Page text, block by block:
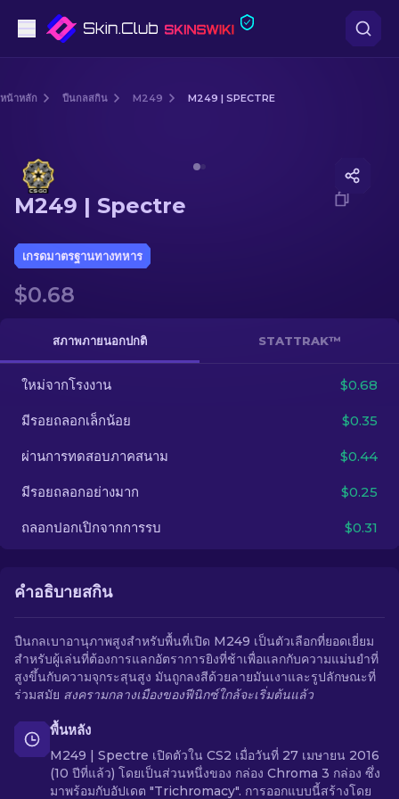
ปืนไรเฟิล
ปืนไรเฟิลซุ่มยิง
มีด
ถุงมือ
กล่อง
อื่น ๆ
หน้าหลัก ปืนกลสกิน M249 M249 | SPECTRE
M249 | Spectre
เกรดมาตรฐานทางทหาร
$0.68
สภาพภายนอกปกติ STATTRAK™
ใหม่จากโรงงาน $0.68
มีรอยถลอกเล็กน้อย $0.35
ผ่านการทดสอบภาคสนาม $0.44
มีรอยถลอกอย่างมาก $0.25
ถลอกปอกเปิกจากการรบ $0.31
คำอธิบายสกิน
ปืนกลเบาอานุภาพสูงสำหรับพื้นที่เปิด M249 เป็นตัวเลือกที่ยอดเยี่ยม
สำหรับผู้เล่นที่ต้องการแลกอัตราการยิงที่ช้าเพื่อแลกกับความแม่นยำที่
สูงขึ้นกับความจุกระสุนสูง มันถูกลงสีด้วยลายมันเงาและรูปลักษณะที่
ร่วมสมัย สงครามกลางเมืองของฟีนิกซ์ใกล้จะเริ่มต้นแล้ว
พื้นหลัง
M249 | Spectre เปิดตัวใน CS2 เมื่อวันที่ 27 เมษายน 2016
(10 ปีที่แล้ว) โดยเป็นส่วนหนึ่งของ กล่อง Chroma 3 กล่อง ซึ่ง
มาพร้อมกับอัปเดต "Trichromacy". การออกแบบนี้สร้างโดย